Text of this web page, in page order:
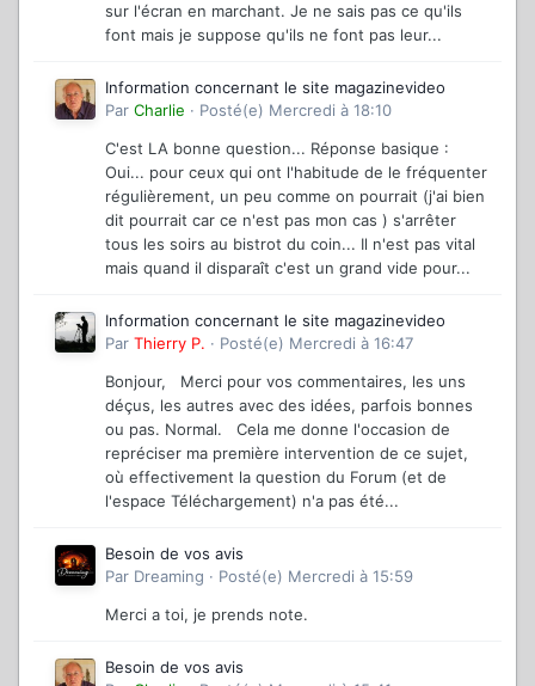
sur l'écran en marchant. Je ne sais pas ce qu'ils
font mais je suppose qu'ils ne font pas leur...
Information concernant le site magazinevideo
Par Charlie · Posté(e) Mercredi à 18:10
C'est LA bonne question... Réponse basique :
Oui... pour ceux qui ont l'habitude de le fréquenter
régulièrement, un peu comme on pourrait (j'ai bien
dit pourrait car ce n'est pas mon cas ) s'arrêter
tous les soirs au bistrot du coin... Il n'est pas vital
mais quand il disparaît c'est un grand vide pour...
Information concernant le site magazinevideo
Par Thierry P. · Posté(e) Mercredi à 16:47
Bonjour, Merci pour vos commentaires, les uns
déçus, les autres avec des idées, parfois bonnes
ou pas. Normal. Cela me donne l'occasion de
repréciser ma première intervention de ce sujet,
où effectivement la question du Forum (et de
l'espace Téléchargement) n'a pas été...
Besoin de vos avis
Par Dreaming · Posté(e) Mercredi à 15:59
Merci a toi, je prends note.
Besoin de vos avis